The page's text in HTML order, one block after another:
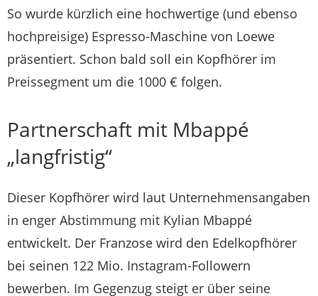
So wurde kürzlich eine hochwertige (und ebenso
hochpreisige) Espresso-Maschine von Loewe
präsentiert. Schon bald soll ein Kopfhörer im
Preissegment um die 1000 € folgen.
Partnerschaft mit Mbappé
„langfristig“
Dieser Kopfhörer wird laut Unternehmensangaben
in enger Abstimmung mit Kylian Mbappé
entwickelt. Der Franzose wird den Edelkopfhörer
bei seinen 122 Mio. Instagram-Followern
bewerben. Im Gegenzug steigt er über seine